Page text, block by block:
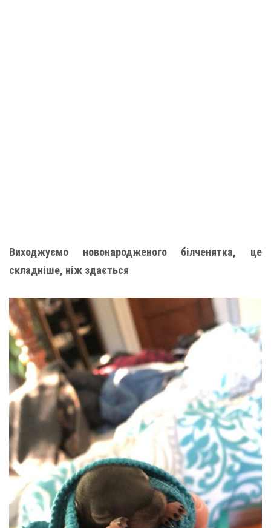
Виходжуємо новонародженого білченятка, це
складніше, ніж здається